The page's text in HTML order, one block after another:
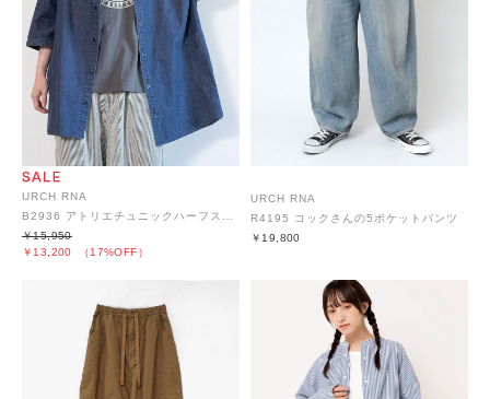
URCH RNA
￥13,200 （17%OFF）
￥15,950
URCH RNA
R4195 コックさんの5ポケットパンツ
￥19,800